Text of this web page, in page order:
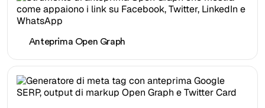
Anteprima Open Graph